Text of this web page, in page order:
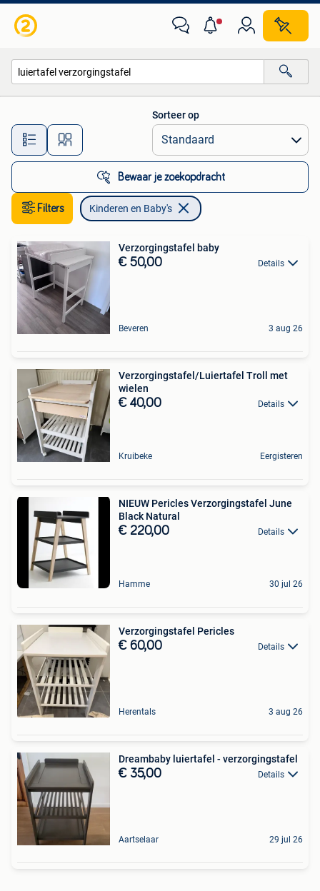
Alle afstanden…
Sorteer op
Bewaar je zoekopdracht
Filters Kinderen en Baby's
Verzorgingstafel baby
€ 50,00 Details
Beveren 3 aug 26
Verzorgingstafel/Luiertafel Troll met
wielen
€ 40,00 Details
Kruibeke Eergisteren
NIEUW Pericles Verzorgingstafel June
Black Natural
€ 220,00 Details
Hamme 30 jul 26
Verzorgingstafel Pericles
€ 60,00 Details
Herentals 3 aug 26
Dreambaby luiertafel - verzorgingstafel
€ 35,00 Details
Aartselaar 29 jul 26